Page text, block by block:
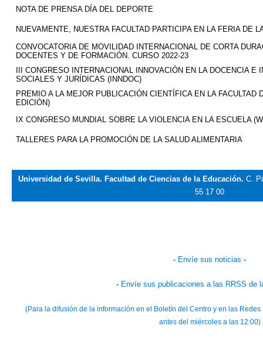
NOTA DE PRENSA DÍA DEL DEPORTE
NUEVAMENTE, NUESTRA FACULTAD PARTICIPA EN LA FERIA DE
CONVOCATORIA DE MOVILIDAD INTERNACIONAL DE CORTA
DOCENTES Y DE FORMACIÓN. CURSO 2022-23
III CONGRESO INTERNACIONAL INNOVACIÓN EN LA DOCENCIA
SOCIALES Y JURÍDICAS (INNDOC)
PREMIO A LA MEJOR PUBLICACIÓN CIENTÍFICA EN LA FACULTAD
EDICIÓN)
IX CONGRESO MUNDIAL SOBRE LA VIOLENCIA EN LA ESCUELA
TALLERES PARA LA PROMOCIÓN DE LA SALUD ALIMENTARIA
Universidad de Sevilla. Facultad de Ciencias de la Educación. C.
55 17 00
- Envíe sus noticias -
- Envíe sus publicaciones a las RRSS de
(Para la difusión de la información en el Boletín del Centro y en las
antes del miércoles a las 12:00)